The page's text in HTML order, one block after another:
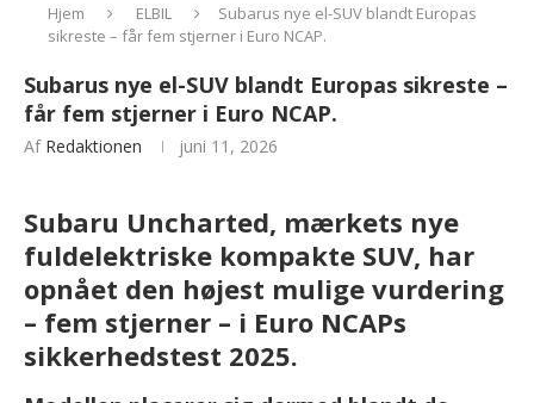
Hjem ELBIL
Subarus nye el-SUV blandt Europas
sikreste – får fem stjerner i Euro NCAP.
Subarus nye el-SUV blandt Europas sikreste –
får fem stjerner i Euro NCAP.
Af Redaktionen juni 11, 2026
Subaru Uncharted, mærkets nye
fuldelektriske kompakte SUV, har
opnået den højest mulige vurdering
– fem stjerner – i Euro NCAPs
sikkerhedstest 2025.